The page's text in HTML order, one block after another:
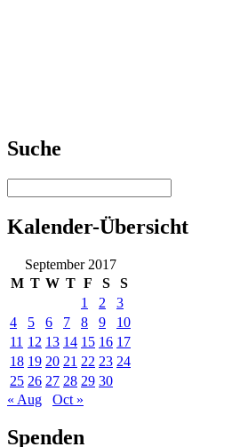
Suche
Kalender-Übersicht
September 2017
M T W T F S
S
1
2
3
4
5 6 7 8 9
10
11 12 13 14 15 16 17
18 19 20 21 22 23 24
25 26 27 28 29 30
« Aug
Oct »
Spenden